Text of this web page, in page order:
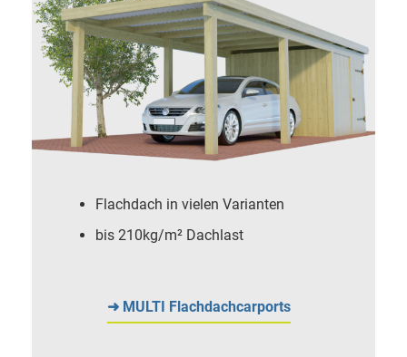
Flachdach in vielen Varianten
bis 210kg/m² Dachlast
➜ MULTI Flachdachcarports